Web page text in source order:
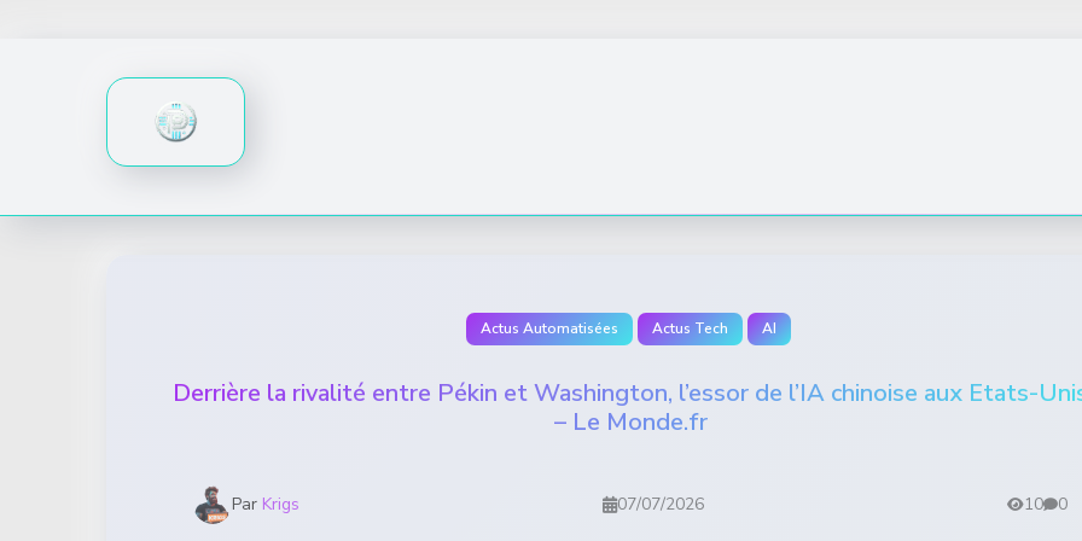
Actus Automatisées Actus Tech AI
Derrière la rivalité entre Pékin et Washington, l’essor de l’IA chinoise aux Etats-
– Le Monde.fr
Par Krigs 07/07/2026 10 0